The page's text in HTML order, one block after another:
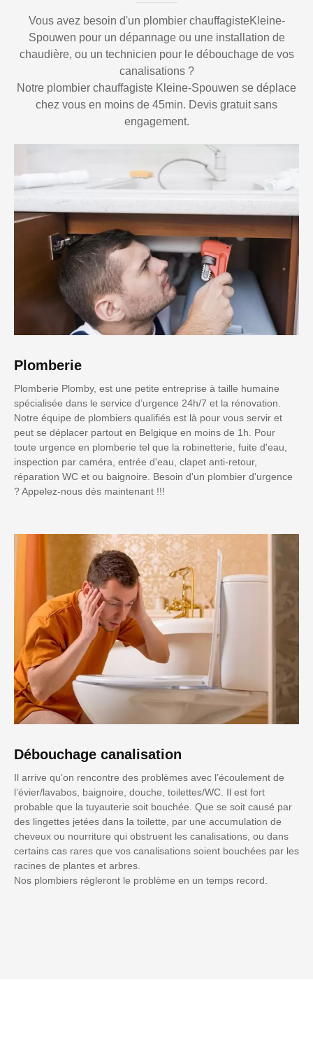
Vous avez besoin d'un plombier chauffagisteKleine-
Spouwen pour un dépannage ou une installation de
chaudière, ou un technicien pour le débouchage de vos
canalisations ?
Notre plombier chauffagiste Kleine-Spouwen se déplace
chez vous en moins de 45min. Devis gratuit sans
engagement.
Plomberie
Plomberie Plomby, est une petite entreprise à taille humaine
spécialisée dans le service d’urgence 24h/7 et la rénovation.
Notre équipe de plombiers qualifiés est là pour vous servir et
peut se déplacer partout en Belgique en moins de 1h. Pour
toute urgence en plomberie tel que la robinetterie, fuite d'eau,
inspection par caméra, entrée d'eau, clapet anti-retour,
réparation WC et ou baignoire. Besoin d'un plombier d'urgence
? Appelez-nous dès maintenant !!!
Débouchage canalisation
Il arrive qu'on rencontre des problèmes avec l’écoulement de
l’évier/lavabos, baignoire, douche, toilettes/WC. Il est fort
probable que la tuyauterie soit bouchée. Que se soit causé par
des lingettes jetées dans la toilette, par une accumulation de
cheveux ou nourriture qui obstruent les canalisations, ou dans
certains cas rares que vos canalisations soient bouchées par les
racines de plantes et arbres.
Nos plombiers régleront le problème en un temps record.